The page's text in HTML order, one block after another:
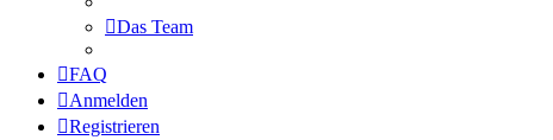
Das Team
FAQ
Anmelden
Registrieren